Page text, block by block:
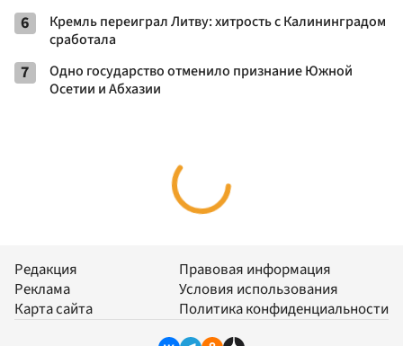
6
Кремль переиграл Литву: хитрость с Калининградом
сработала
7
Одно государство отменило признание Южной
Осетии и Абхазии
Редакция
Реклама
Карта сайта
Правовая информация
Условия использования
Политика конфиденциальности